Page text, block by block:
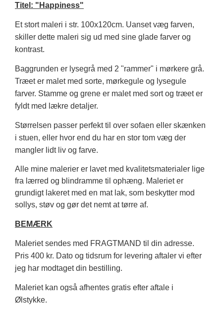
Titel: "Happiness"
Et stort maleri i str. 100x120cm. Uanset væg farven,
skiller dette maleri sig ud med sine glade farver og
kontrast.
Baggrunden er lysegrå med 2 "rammer" i mørkere grå.
Træet er malet med sorte, mørkegule og lysegule
farver. Stamme og grene er malet med sort og træet er
fyldt med lækre detaljer.
Størrelsen passer perfekt til over sofaen eller skænken
i stuen, eller hvor end du har en stor tom væg der
mangler lidt liv og farve.
Alle mine malerier er lavet med kvalitetsmaterialer lige
fra lærred og blindramme til ophæng. Maleriet er
grundigt lakeret med en mat lak, som beskytter mod
sollys, støv og gør det nemt at tørre af.
BEMÆRK
Maleriet sendes med FRAGTMAND til din adresse.
Pris 400 kr. Dato og tidsrum for levering aftaler vi efter
jeg har modtaget din bestilling.
Maleriet kan også afhentes gratis efter aftale i
Ølstykke.